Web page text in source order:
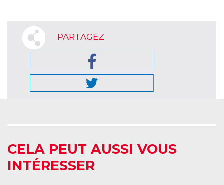
PARTAGEZ
CELA PEUT AUSSI VOUS
INTÉRESSER